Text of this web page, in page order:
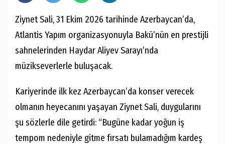
Ziynet Sali, 31 Ekim 2026 tarihinde Azerbaycan’da,
Atlantis Yapım organizasyonuyla Bakü’nün en prestijli
sahnelerinden Haydar Aliyev Sarayı’nda
müzikseverlerle buluşacak.
Kariyerinde ilk kez Azerbaycan’da konser verecek
olmanın heyecanını yaşayan Ziynet Sali, duygularını
şu sözlerle dile getirdi: “Bugüne kadar yoğun iş
tempom nedeniyle gitme fırsatı bulamadığım kardeş